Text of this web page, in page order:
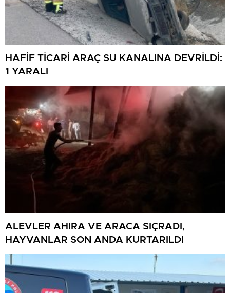
HAFİF TİCARİ ARAÇ SU KANALINA DEVRİLDİ:
1 YARALI
ALEVLER AHIRA VE ARACA SIÇRADI,
HAYVANLAR SON ANDA KURTARILDI